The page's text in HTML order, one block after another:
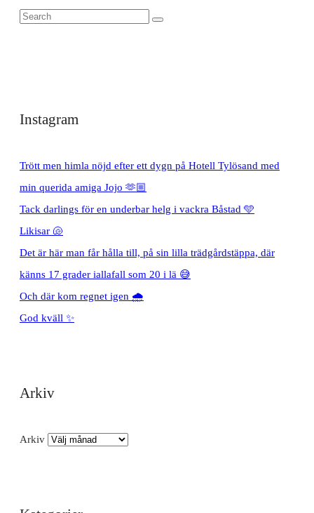
Instagram
Trött men himla nöjd efter ett dygn på Hotell Tylösand med
min querida amiga Jojo 🫶🏼
Tack darlings för en underbar helg i vackra Båstad 🩵
Likisar 🐚
Det är här man får hålla till, på sin lilla trädgårdstäppa, där
känns 17 grader iallafall som 20 i lä 😅
Och där kom regnet igen 🌧️
God kväll ✨
Arkiv
Arkiv